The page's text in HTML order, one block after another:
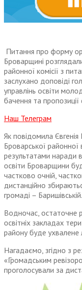
Питання про форму
Броварщині
районної комісії з
заслухано доповіді
управлінь освіти
бачення та
Наш Телеграм
Як повідомила
Броварської районної
результатами наради
освіти Броварщини
частково очній,
дистанційно
громаді – Баришівській.
Водночас, остаточне
освітніх закладах
району буде ухвалене
Нагадаємо, згідно з
«Громадським
проголосували за